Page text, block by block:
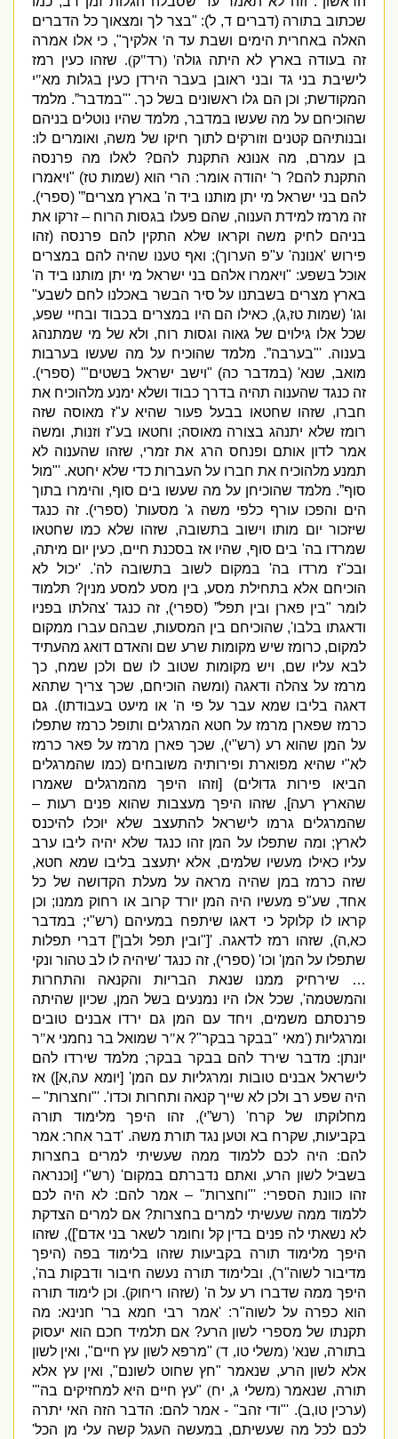
שכתוב בתורה(דברים ד,ל): "בצר לך ומצאוך כל הדברים
האלה באחרית הימים ושבת עד ה 'אלקיך",כי אלו אמרה
זה בעודה בארץ לא היתה גולה' (רד"ק).שזהו כעין רמז
לישיבת בני גד ובני ראובן בעבר הירדן כעין בגלות מא"י
המקודשת;וכן הם גלו ראשונים בשל כך.
'"במדבר”.מלמד
שהוכיחם על מה שעשו במדבר,מלמד שהיו נוטלים בניהם
ובנותיהם קטנים וזורקים לתוך חיקו של משה,ואומרים לו :
בן עמרם,מה אנונא התקנת להם?לאלו מה פרנסה
התקנת להם?ר'יהודה אומר:הרי הוא(שמות טז ) "ויאמרו
להם בני ישראל מי יתן מותנו ביד ה'בארץ מצרים”' (ספרי).
זה מרמז למידת הענוה,שהם פעלו בגסות הרוח – זרקו את
בניהם לחיק משה וקראו שלא התקין להם פרנסה(זהו
פירוש'אנונה'ע פ הערוך);ואף טענו שהיה להם במצרים
אוכל בשפע: "ויאמרו אלהם בני ישראל מי יתן מותנו ביד ה
בארץ מצרים בשבתנו על סיר הבשר באכלנו לחם לשבע"
' (שמות טז ,ג),כאילו הם היו במצרים בכבוד ובחיי שפע,
שכל אלו גילוים של גאוה וגסות רוח,ולא של מי שמתנהג
בענוה. '" בערבה”.מלמד שהוכיח על מה שעשו בערבות
מואב,שנא' (במדבר כה) "וישב ישראל בשטים"' (ספרי).
זה כנגד שהענוה תהיה בדרך כבוד ושלא ימנע מלהוכיח את
חברו,שזהו שחטאו בבעל פעור שהיא ע "ז מאוסה שזה
רומז שלא יתנהג בצורה מאוסה;וחטאו בע"ז וזנות,ומשה
אמר לדון אותם ופנחס הרג את זמרי,שזהו שהענוה לא
תמנע מלהוכיח את חברו על העברות כדי שלא יחטא. '"מול
סוף”.מלמד שהוכיחן על מה שעשו בים סוף,והימרו בתוך
הים והפכו עורף כלפי משה ג 'מסעות' (ספרי).זה כנגד
שיזכור יום מותו וישוב בתשובה,שזהו שלא כמו שחטאו
שמרדו בה'בים סוף,שהיו אז בסכנת חיים,כעין יום מיתה,
ובכ"ז מרדו בה'במקום לשוב בתשובה לה'. 'יכול לא
הוכיחם אלא בתחילת מסע,בין מסע למסע מנין?תלמוד
לומר"בין פארן ובין תפל”(ספרי),זה כנגד'צהלתו בפניו
ודאגתו בלבו',שהוכיחם בין המסעות,שבהם עברו ממקום
למקום,כרומז שיש מקומות שרע שם והאדם דואג מהעתיד
לבא עליו שם,ויש מקומות שטוב לו שם ולכן שמח,כך
מרמז על צהלה ודאגה(ומשה הוכיחם,שכך צריך שתהא
דאגה בליבו שמא עבר על פי ה 'או מיעט בעבודתו).גם
כרמז שפארן מרמז על חטא המרגלים ותופל כרמז שתפלו
על המן שהוא רע(רש"י),שכך פארן מרמז על פאר כרמז
לא"י שהיא מפוארת ופירותיה משובחים(כמו שהמרגלים
הביאו פירות גדולים) [
וזהו היפך מהמרגלים שאמרו
שהארץ רעה],שזהו היפך מעצבות שהוא פנים רעות –
שהמרגלים גרמו לישראל להתעצב שלא יוכלו להיכנס
לארץ;ומה שתפלו על המן זהו כנגד שלא יהיה ליבו ערב
עליו כאילו מעשיו שלמים,אלא יתעצב בליבו שמא חטא,
שזה כרמז במן שהיה מראה על מעלת הקדושה של כל
אחד,שע"פ מעשיו היה המן יורד קרוב או רחוק ממנו;וכן
קראו לו קלוקל כי דאגו שיתפח במעיהם(רש"י;במדבר
כא,ה),שזהו רמז לדאגה. '[" ובין תפל ולבן”]דברי תפלות
שתפלו על המן'וכו' (ספרי),זה כנגד'שיהיה לו לב טהור ונקי
… שירחיק ממנו שנאת הבריות והקנאה והתחרות
והמשטמה',שכל אלו היו נמנעים בשל המן,שכיון שהיתה
פרנסתם משמים,ויחד עם המן גם ירדו אבנים טובים
ומרגליות('מאי"בבקר בבקר"?א"ר שמואל בר נחמני א "ר
יונתן:מדבר שירד להם בבקר בבקר;מלמד שירדו להם
לישראל אבנים טובות ומרגליות עם המן' [יומא עה,א])אז
היה שפע רב ולכן לא שייך קנאה ותחרות וכדו'. '"וחצרות" –
מחלוקתו של קרח' ( רש”י),זהו היפך מלימוד תורה
בקביעות,שקרח בא וטען נגד תורת משה. 'דבר אחר:אמר
להם:היה לכם ללמוד ממה שעשיתי למרים בחצרות
בשביל לשון הרע,ואתם נדברתם במקום' (רש"י[וכנראה
זהו כוונת הספרי: '" וחצרות" –אמר להם:לא היה לכם
ללמוד ממה שעשיתי למרים בחצרות?אם למרים הצדקת
לא נשאתי לה פנים בדין קל וחומר לשאר בני אדם']),שזהו
היפך מלימוד תורה בקביעות שזהו בלימוד בפה( היפך
מדיבור לשוה"ר),ובלימוד תורה נעשה חיבור ודבקות בה',
היפך ממה שדברו רע על ה ' (שזהו ריחוק).וכן לימוד תורה
הוא כפרה על לשוה"ר: 'אמר רבי חמא בר'חנינא:מה
תקנתו של מספרי לשון הרע?אם תלמיד חכם הוא יעסוק
בתורה,שנא' (משלי טו ,ד)
"מרפא לשון עץ חיים",ואין לשון
אלא לשון הרע,שנאמר"חץ שחוט לשונם",ואין עץ אלא
תורה,שנאמר(משלי ג,יח )
"עץ חיים היא למחזיקים בה"'
ערכין טו ,ב). '" ודי זהב" - אמר להם:הדבר הזה האי יתרה
לכם לכל מה שעשיתם,במעשה העגל קשה עלי מן הכל'